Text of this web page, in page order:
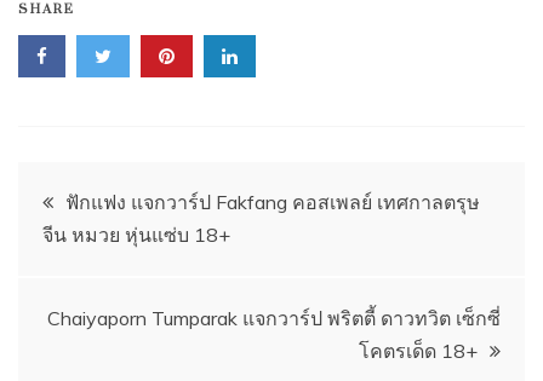
SHARE
Post
navigation
ฟักแฟง แจกวาร์ป Fakfang คอสเพลย์ เทศกาลตรุษ
จีน หมวย หุ่นแซ่บ 18+
Chaiyaporn Tumparak แจกวาร์ป พริตตี้ ดาวทวิต เซ็กซี่
โคตรเด็ด 18+